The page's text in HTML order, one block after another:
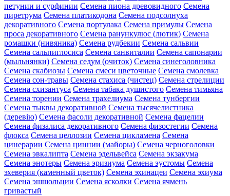
петунии и сурфинии Семена пиона древовидного Семена
пиретрума Семена платикодона Семена подсолнуха
декоративного Семена портулака Семена примулы Семена
проса декоративного Семена ранункулюс (лютик) Семена
ромашки (нивяника) Семена рудбекии Семена сальвии
Семена сальпиглосиса Семена санвиталии Семена сапонарии
(мыльнянки) Семена седум (очиток) Семена синеголовника
Семена скабиозы Семена смеси цветочные Семена смолевка
Семена сон-травы Семена стахиса (чистец) Семена стрелиции
Семена схизантуса Семена табака душистого Семена тимьяна
Семена торении Семена трахелиума Семена тунбергии
Семена тыквы декоративной Семена тысячелистника
(деревію) Семена фасоли декоративной Семена фацелии
Семена физалиса декоративного Семена физостегии Семена
флокса Семена целлозии Семена цикламена Семена
цинерарии Семена циннии (майоры) Семена черноголовки
Семена эвкалипта Семена эдельвейса Семена экзакума
Семена энотеры Семена эризиума Семена эустомы Семена
эхеверия (каменный цветок) Семена эхинацеи Семена эхиума
Семена эшшольции Семена ясколки Семена ячмень
гривастый